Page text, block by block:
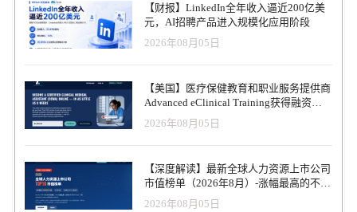
力的信心。 我们期待着一段合作之旅，利用我们的专业知识支持
Paynest 的发展，并为数字支付生态系统的发展做出贡献。 CTT 数
字、新渠道和创新总监Nuno Matos补充说："这次机会有力地表明了
贡献。我们非常清楚，改善人们与金钱以及与雇主之间的关系非常
重要。如今，企业提供能够真正促进员工福祉的福利比以往任何时
候都更加重要，这不仅是为了提高生产率，也是为了留住最优秀的
合伙人Luis Gutman说： "Paynest 因其卓越的产品开发潜力和高素质
的创始团队而脱颖而出。创始人与市场的契合是显而易见的，这促
使我们决定在时机成熟时积极支持其发展并进军巴西市场
【财报】LinkedIn全年收入逼近200亿美
元，AI招聘产品进入规模化应用阶段
2026年08月05日
【美国】医疗保健教育和职业服务提供商
Advanced eClinical Training获得融资，
以加速医疗卫生人才队伍建设
2026年08月05日
【深度解读】最新全球人力资源上市公司
市值榜单（2026年8月）-涨幅最高的不是
AI软件，而是传统人力服务商
2026年08月05日